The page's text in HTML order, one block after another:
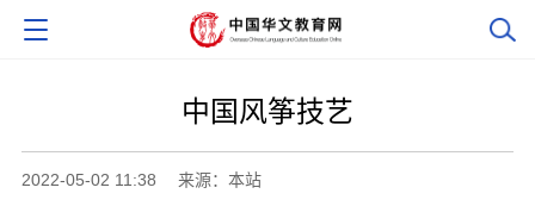
中国风筝技艺
2022-05-02 11:38 来源：本站